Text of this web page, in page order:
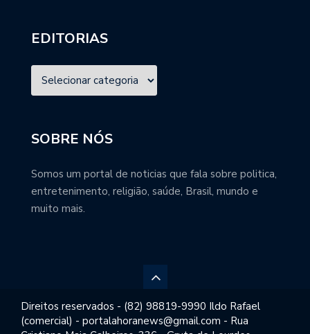
EDITORIAS
SOBRE NÓS
Somos um portal de noticias que fala sobre politica,
entretenimento, religião, saúde, Brasil, mundo e
muito mais.
Direitos reservados - (82) 98819-9990 Ildo Rafael
(comercial) - portalahoranews@gmail.com - Rua